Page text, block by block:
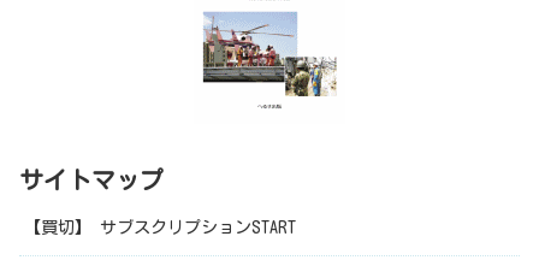
サイトマップ
【買切】 サブスクリプションSTART